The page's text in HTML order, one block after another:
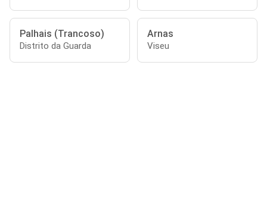
Palhais (Trancoso)
Distrito da Guarda
Arnas
Viseu